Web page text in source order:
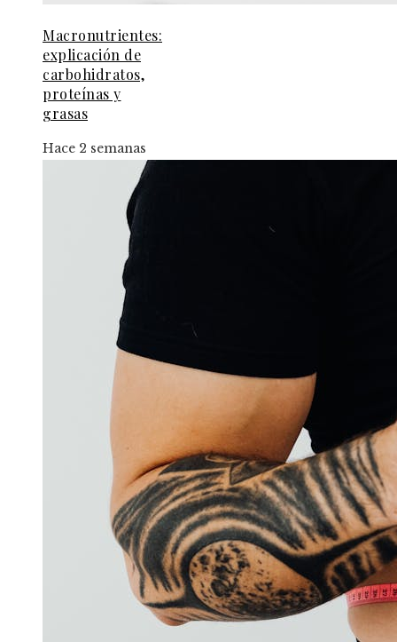
Macronutrientes:
explicación de
carbohidratos,
proteínas y
grasas
Hace 2 semanas